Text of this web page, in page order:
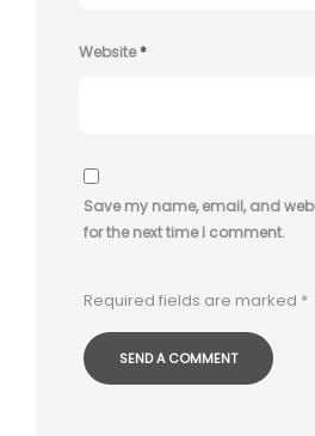
Website*
Save my name, email, and
for the next time I comment.
Required fields are marked *